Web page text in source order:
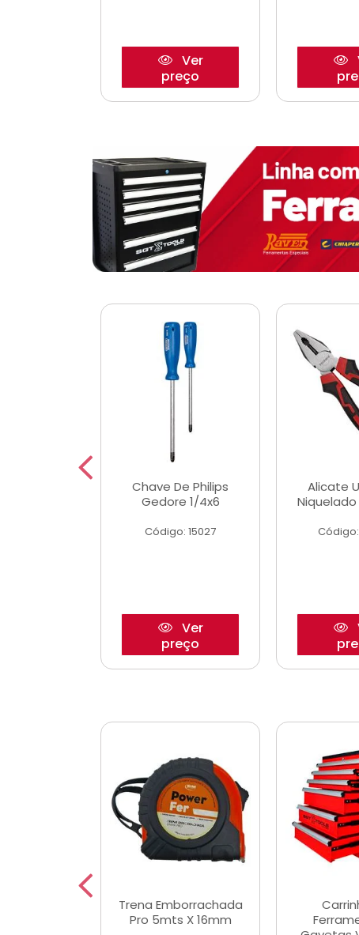
Ver
preço
Chave De Philips
Gedore 1/4x6
Código: 15027
Ver
preço
Alicate
Trena Emborrachada
Pro 5mts X 16mm